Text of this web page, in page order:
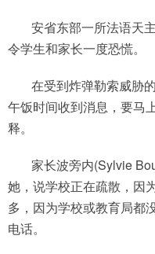
安省东部一所法语天
令学生和家长一度恐慌。
在受到炸弹勒索威胁
午饭时间收到消息，要马
释。
家长波旁内(Sylvie
她，说学校正在疏散，因
多，因为学校或教育局都
电话。